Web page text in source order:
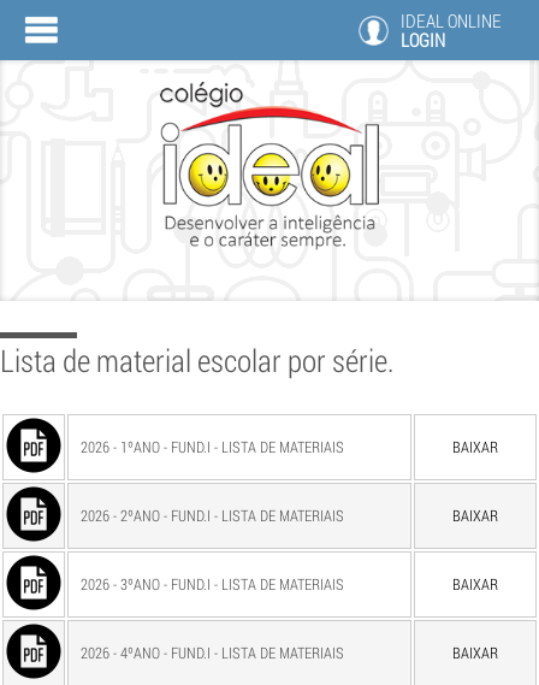
IDEAL ONLINE
LOGIN
Lista de material escolar por série.
2026 - 1ºANO - FUND.I - LISTA DE MATERIAIS BAIXAR
2026 - 2ºANO - FUND.I - LISTA DE MATERIAIS BAIXAR
2026 - 3ºANO - FUND.I - LISTA DE MATERIAIS BAIXAR
2026 - 4ºANO - FUND.I - LISTA DE MATERIAIS BAIXAR